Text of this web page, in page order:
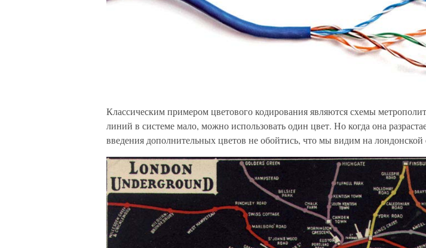
Классическим примером цветового кодирования являются схемы
линий в системе мало, можно использовать один цвет. Но когда она
введения дополнительных цветов не обойтись, что мы видим на лондонской